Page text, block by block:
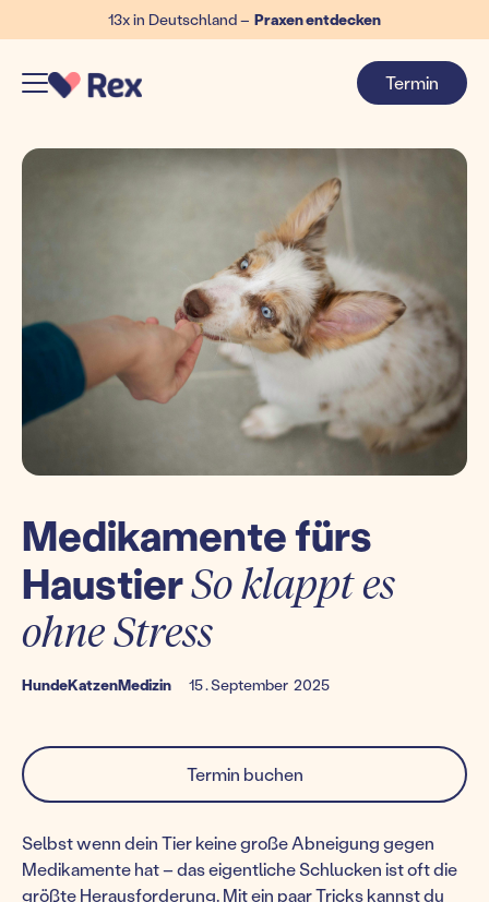
13x in Deutschland – Praxen entdecken
Termin
Medikamente fürs
HaustierSo klappt es
ohne Stress
HundeKatzenMedizin 15.September 2025
Termin buchen
Selbst wenn dein Tier keine große Abneigung gegen
Medikamente hat – das eigentliche Schlucken ist oft die
größte Herausforderung. Mit ein paar Tricks kannst du